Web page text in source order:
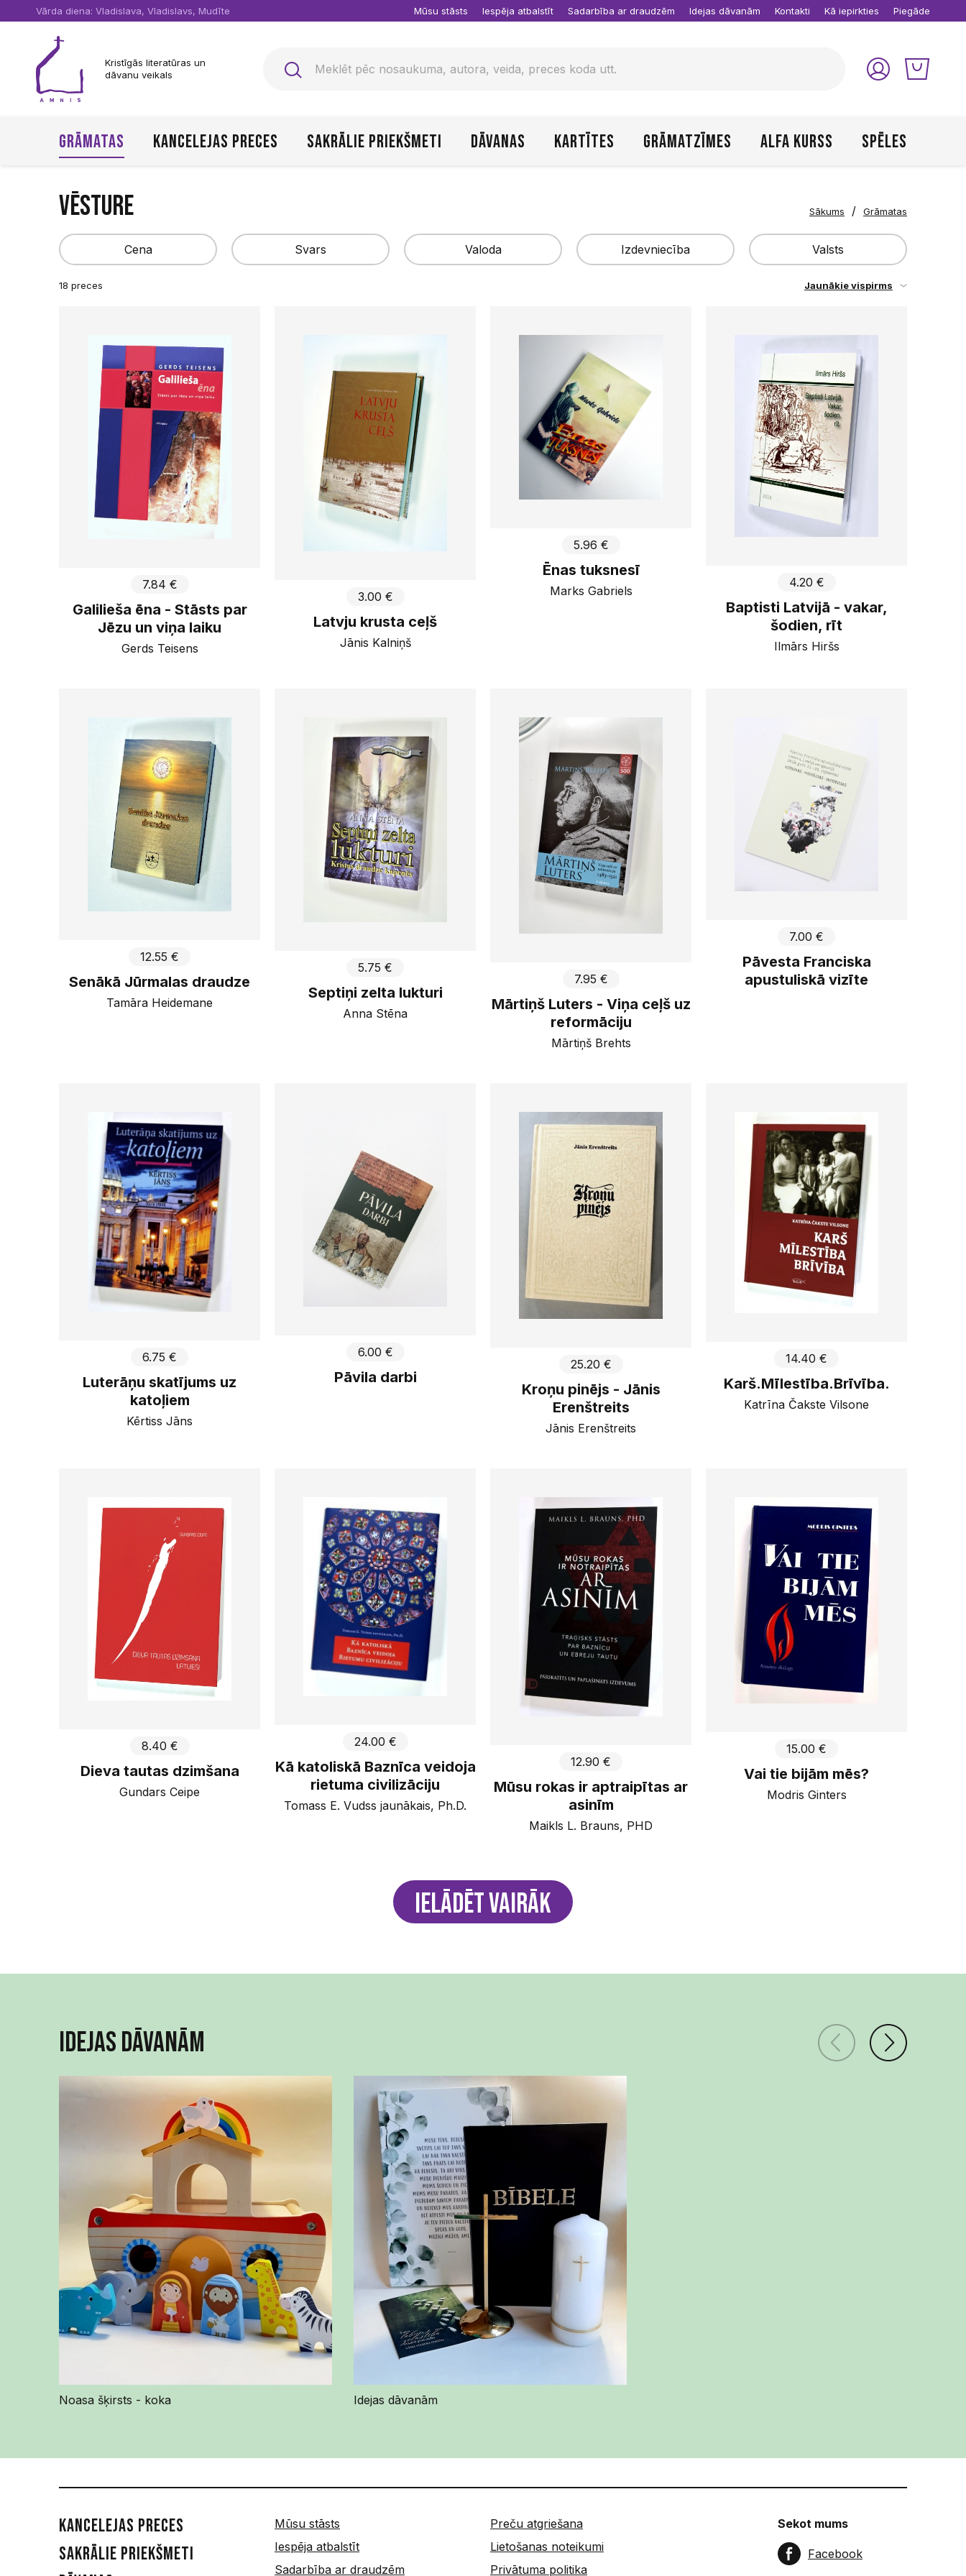
Kristīgās literatūras un
dāvanu veikals
Grāmatas Kancelejas preces Sakrālie priekšmeti Dāvanas Kartītes Grāmatzīmes Alfa kurss Spēles
Vārda diena: Vladislava, Vladislavs, Mudīte Mūsu stāsts Iespēja atbalstīt Sadarbība ar draudzēm Idejas dāvanām Kontakti Kā iepirkties Piegāde
Vēsture Sākums / Grāmatas
Cena
Piemērot
Svars
Piemērot
Valoda Izdevniecība
LBDS
LU Akadēmiskais apgāds
Luterisma mantojuma fonds
Prieka Vēsts
SIA DUE
Slokas evanģēliski luteriskā
draudze
Piemērot
Valsts
18 preces Jaunākie vispirms
7.84 €
Galilieša ēna - Stāsts par
Jēzu un viņa laiku
Gerds Teisens
3.00 €
Latvju krusta ceļš
Jānis Kalniņš
5.96 €
Ēnas tuksnesī
Marks Gabriels
4.20 €
Baptisti Latvijā - vakar,
šodien, rīt
Ilmārs Hiršs
12.55 €
Senākā Jūrmalas draudze
Tamāra Heidemane
5.75 €
Septiņi zelta lukturi
Anna Stēna
7.95 €
Mārtiņš Luters - Viņa ceļš uz
reformāciju
Mārtiņš Brehts
7.00 €
Pāvesta Franciska
apustuliskā vizīte
6.75 €
Luterāņu skatījums uz
katoļiem
Kērtiss Jāns
6.00 €
Pāvila darbi
25.20 €
Kroņu pinējs - Jānis
Erenštreits
Jānis Erenštreits
14.40 €
Karš.Mīlestība.Brīvība.
Katrīna Čakste Vilsone
8.40 €
Dieva tautas dzimšana
Gundars Ceipe
24.00 €
Kā katoliskā Baznīca veidoja
rietuma civilizāciju
Tomass E. Vudss jaunākais, Ph.D.
12.90 €
Mūsu rokas ir aptraipītas ar
asinīm
Maikls L. Brauns, PHD
15.00 €
Vai tie bijām mēs?
Modris Ginters
Ielādēt vairāk
Idejas dāvanām
Noasa šķirsts - koka Idejas dāvanām
Kancelejas preces
Sakrālie priekšmeti
Mūsu stāsts
Iespēja atbalstīt
Sadarbība ar draudzēm
Preču atgriešana
Lietošanas noteikumi
Privātuma politika
Sekot mums
Facebook